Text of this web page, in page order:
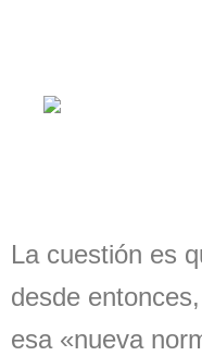
La cuestión es
desde
esa «nueva